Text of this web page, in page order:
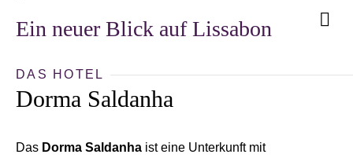
Ein neuer Blick auf Lissabon
DAS HOTEL
Dorma Saldanha
Das Dorma Saldanha ist eine Unterkunft mit